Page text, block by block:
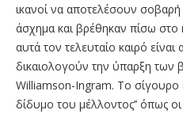
ικανοί να αποτελέσουν
άσχημα και βρέθηκαν πίσω
αυτά τον τελευταίο καιρό
δικαιολογούν την ύπαρξη
Williamson-Ingram. Το σίγουρο
δίδυμο του μέλλοντος’’ όπως